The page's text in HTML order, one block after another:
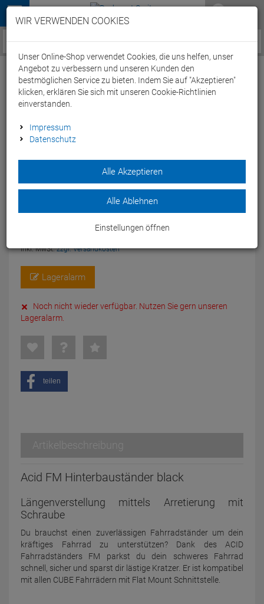
Menü
Service / Hilfe
Acid FM Hinterbauständer black
Dank des ACID Fahrradständers FM parkst du dein schweres
Fahrrad schnell und sicher.
inkl. MwSt.zzgl. Versandkosten
Lageralarm
Noch nicht wieder verfügbar. Nutzen Sie gern unseren
Lageralarm.
teilen
Artikelbeschreibung
Acid FM Hinterbauständer black
Längenverstellung mittels Arretierung mit
Schraube
Du brauchst einen zuverlässigen Fahrradständer um dein
kräftiges Fahrrad zu unterstützen? Dank des ACID
Fahrradständers FM parkst du dein schweres Fahrrad
schnell, sicher und sparst dir lästige Kratzer. Er ist kompatibel
mit allen CUBE Fahrrädern mit Flat Mount Schnittstelle.
WIR VERWENDEN COOKIES
Unser Online-Shop verwendet Cookies, die uns helfen, unser
Angebot zu verbessern und unseren Kunden den
bestmöglichen Service zu bieten. Indem Sie auf "Akzeptieren"
klicken, erklären Sie sich mit unseren Cookie-Richtlinien
einverstanden.
Impressum
Datenschutz
Alle Akzeptieren
Alle Ablehnen
Einstellungen öffnen